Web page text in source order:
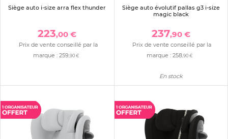
Siège auto i-size arra flex thunder
223,00 €
Prix de vente conseillé par la
marque : 259 ,90 €
Siège auto évolutif pallas g3 i-size
magic black
237,90 €
Prix de vente conseillé par la
marque :258 ,90 €
En stock